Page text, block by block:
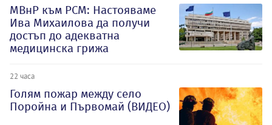
МВнР към РСМ: Настояваме
Ива Михаилова да получи
достъп до адекватна
медицинска грижа
22 часа
Голям пожар между село
Поройна и Първомай (ВИДЕО)